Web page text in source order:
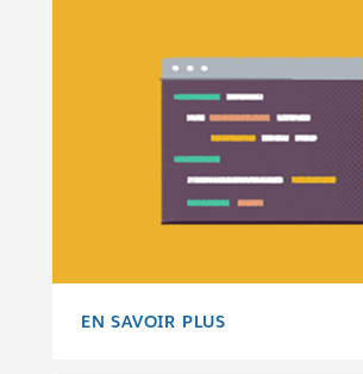
VUE D’ENSEMBLE RELATIVE À
EN SAVOIR PLUS